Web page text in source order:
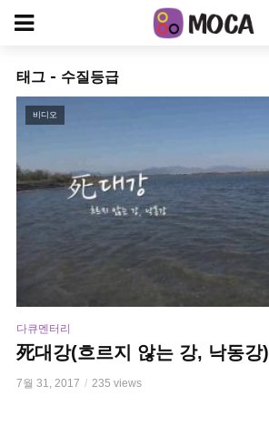
태그 - 수질등급
비디오
다큐멘터리
死대강(흐르지 않는 강, 낙동강)
7월 31, 2017 235 views